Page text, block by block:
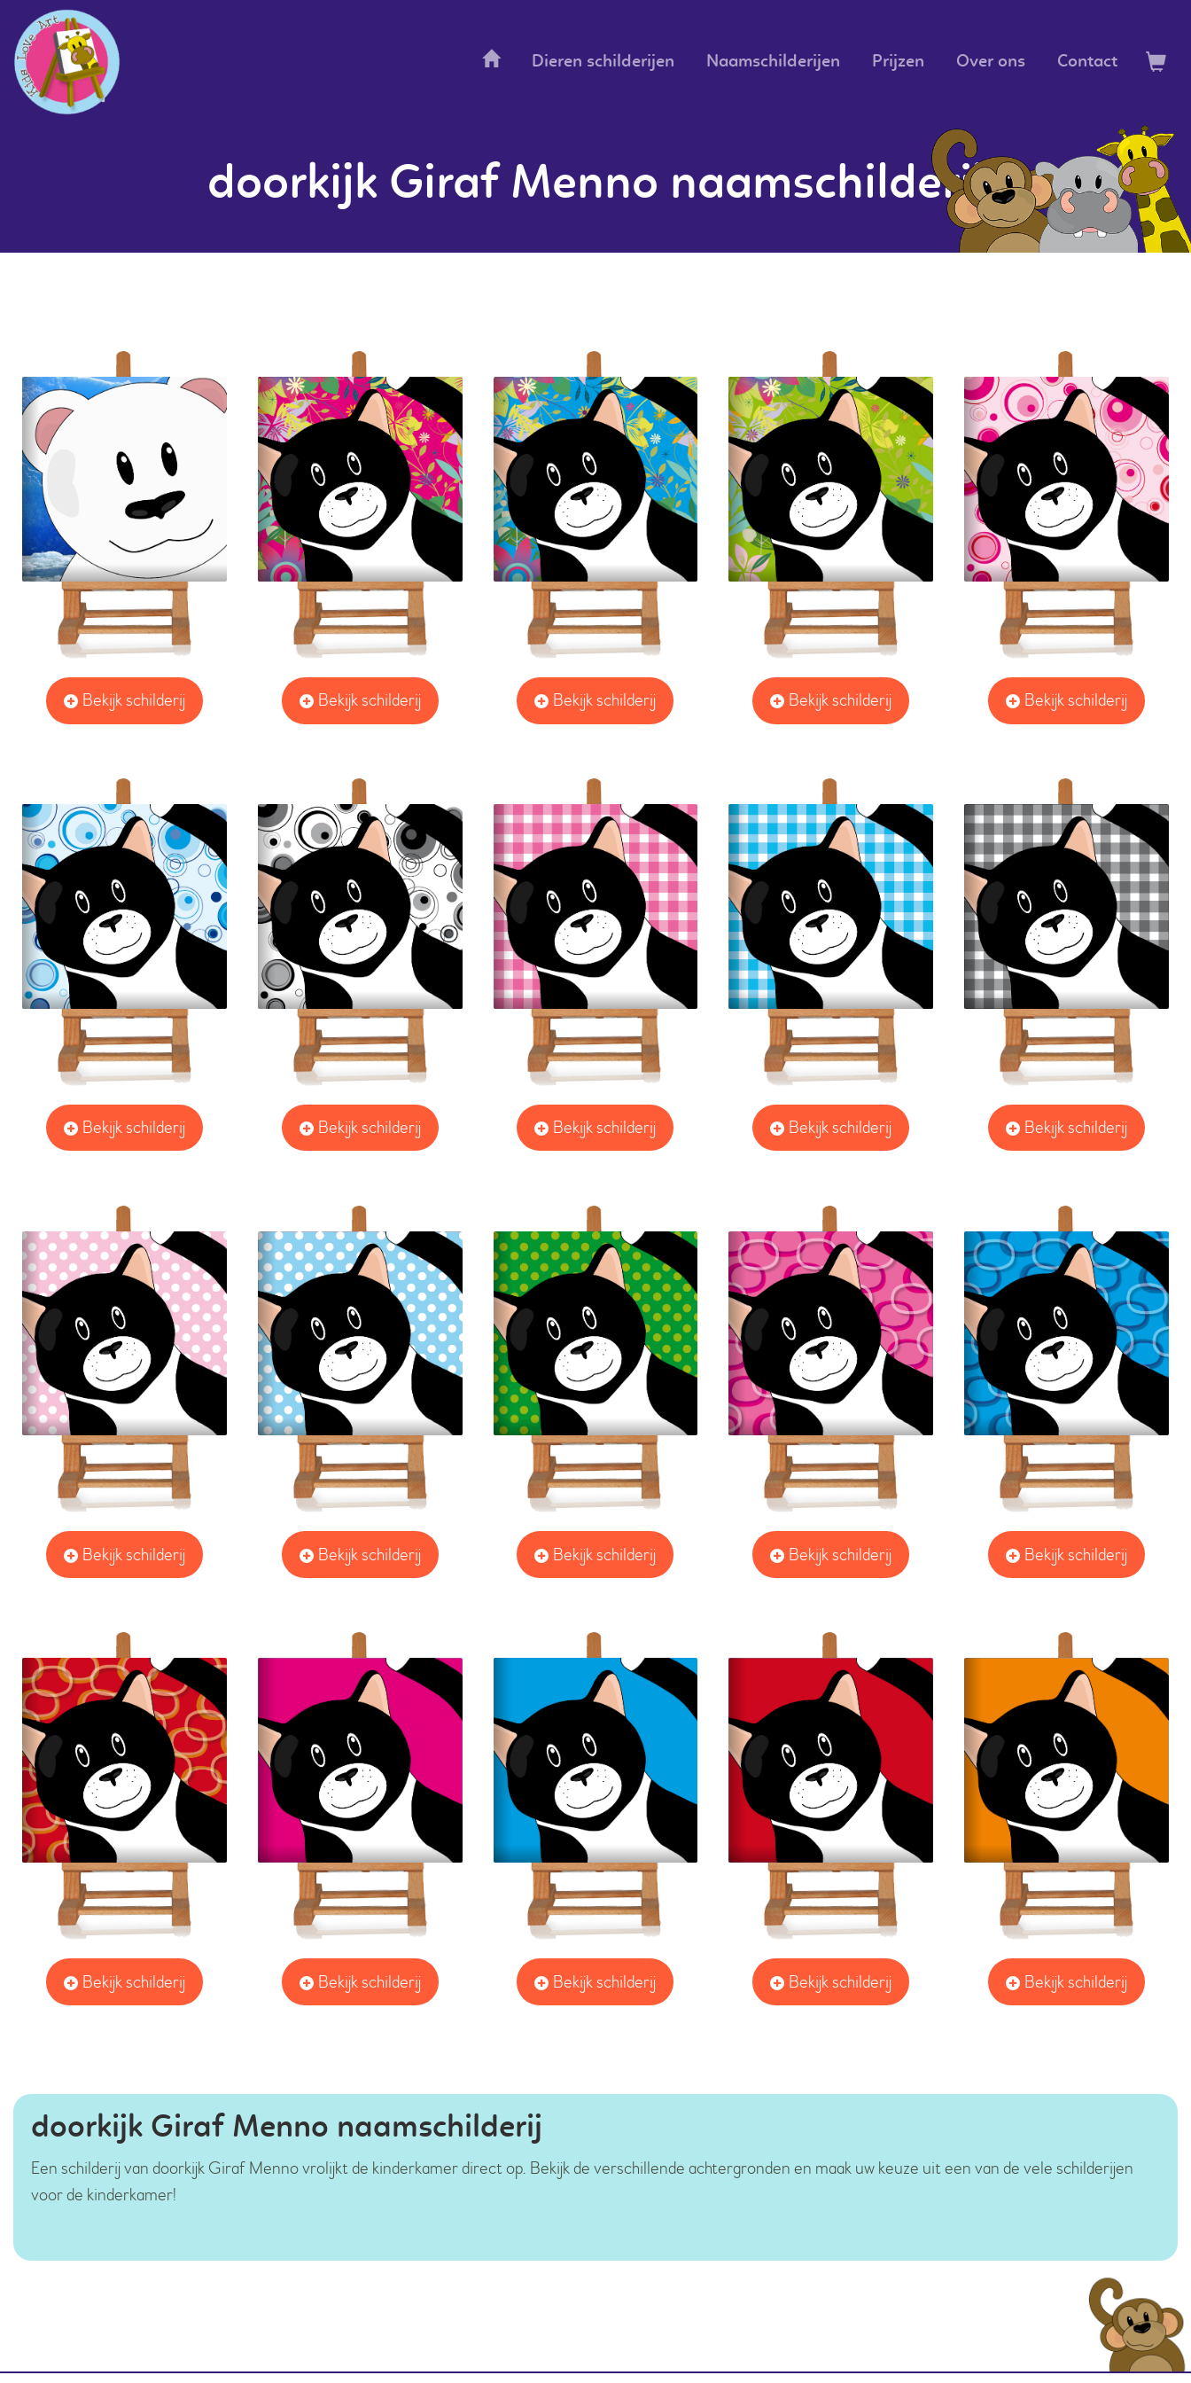
Dieren schilderijen Naamschilderijen Prijzen Over ons Contact
doorkijk Giraf Menno naamschilderij
Bekijk schilderij Bekijk schilderij Bekijk schilderij Bekijk schilderij Bekijk schilderij
Bekijk schilderij Bekijk schilderij Bekijk schilderij Bekijk schilderij Bekijk schilderij
Bekijk schilderij Bekijk schilderij Bekijk schilderij Bekijk schilderij Bekijk schilderij
Bekijk schilderij Bekijk schilderij Bekijk schilderij Bekijk schilderij Bekijk schilderij
doorkijk Giraf Menno naamschilderij
Een schilderij van doorkijk Giraf Menno vrolijkt de kinderkamer direct op. Bekijk de verschillende achtergronden en maak uw keuze uit een van de vele schilderijen
voor de kinderkamer!